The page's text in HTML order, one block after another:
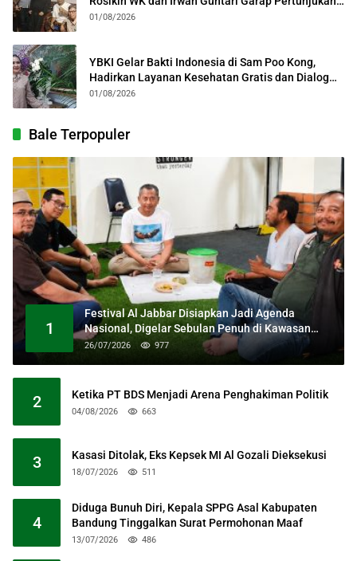
Kolosal
01/08/2026
YBKI Gelar Bakti Indonesia di Sam Poo Kong,
Hadirkan Layanan Kesehatan Gratis dan Dialog
Kebangsaan
01/08/2026
Bale Terpopuler
1
Festival Al Jabbar Disiapkan Jadi Agenda
Nasional, Digelar Sebulan Penuh di Kawasan
Masjid Raya Al Jabbar
26/07/2026 977
2 Ketika PT BDS Menjadi Arena Penghakiman Politik
04/08/2026 663
3 Kasasi Ditolak, Eks Kepsek MI Al Gozali Dieksekusi
18/07/2026 511
4
Diduga Bunuh Diri, Kepala SPPG Asal Kabupaten
Bandung Tinggalkan Surat Permohonan Maaf
13/07/2026 486